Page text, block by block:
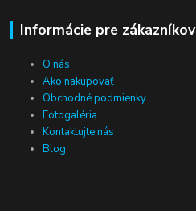
Informácie pre zákazníkov
O nás
Ako nakupovať
Obchodné podmienky
Fotogaléria
Kontaktujte nás
Blog